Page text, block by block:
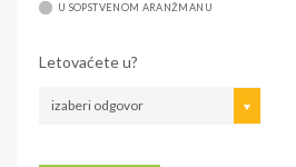
U SOPSTVENOM ARANŽMANU
Letovaćete u?
izaberi odgovor